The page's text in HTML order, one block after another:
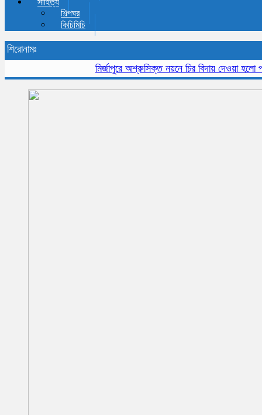
সাহিত্য
শিল্পঘর
কিচিমিচি
শিরোনামঃ
মির্জাপুরে অশ্রুসিক্ত নয়নে চির বিদায় দেওয়া হলো প্রবীন